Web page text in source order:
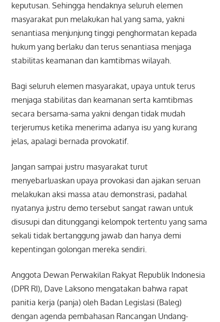
keputusan. Sehingga hendaknya seluruh elemen
masyarakat pun melakukan hal yang sama, yakni
senantiasa menjunjung tinggi penghormatan kepada
hukum yang berlaku dan terus senantiasa menjaga
stabilitas keamanan dan kamtibmas wilayah.
Bagi seluruh elemen masyarakat, upaya untuk terus
menjaga stabilitas dan keamanan serta kamtibmas
secara bersama-sama yakni dengan tidak mudah
terjerumus ketika menerima adanya isu yang kurang
jelas, apalagi bernada provokatif.
Jangan sampai justru masyarakat turut
menyebarluaskan upaya provokasi dan ajakan seruan
melakukan aksi massa atau demonstrasi, padahal
nyatanya justru demo tersebut sangat rawan untuk
disusupi dan ditunggangi kelompok tertentu yang sama
sekali tidak bertanggung jawab dan hanya demi
kepentingan golongan mereka sendiri.
Anggota Dewan Perwakilan Rakyat Republik Indonesia
(DPR RI), Dave Laksono mengatakan bahwa rapat
panitia kerja (panja) oleh Badan Legislasi (Baleg)
dengan agenda pembahasan Rancangan Undang-